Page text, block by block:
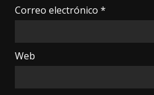
Correo electrónico *
Web